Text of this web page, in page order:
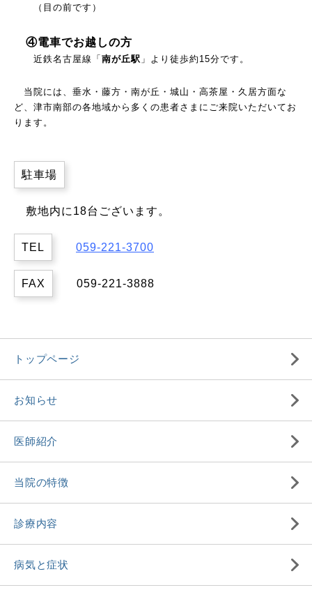
（目の前です）
④電車でお越しの方
近鉄名古屋線「南が丘駅 」より徒歩約15分です。
当院には、垂水・藤方・南が丘・城山・高茶屋・久居方面な
ど、津市南部の各地域から多くの患者さまにご来院いただいてお
ります。
駐車場
敷地内に18台ございます。
TEL 059-221-3700
FAX 059-221-3888
トップページ
お知らせ
医師紹介
当院の特徴
診療内容
病気と症状